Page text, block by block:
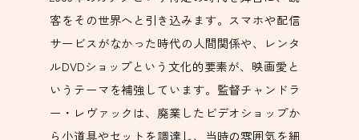
客をその世界へと引き込みます。スマホや配信
サービスがなかった時代の人間関係や、レンタ
ルDVDショップという文化的要素が、映画愛と
いうテーマを補強しています。監督チャンドラ
ー・レヴァックは、廃業したビデオショップか
ら小道具やセットを調達し、当時の雰囲気を細